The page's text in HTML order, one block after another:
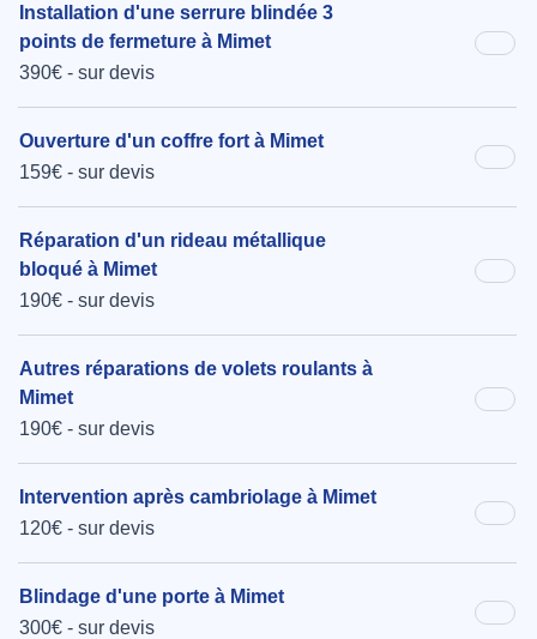
Installation d'une serrure blindée 3
points de fermeture à Mimet
390€ - sur devis
Ouverture d'un coffre fort à Mimet
159€ - sur devis
Réparation d'un rideau métallique
bloqué à Mimet
190€ - sur devis
Autres réparations de volets roulants à
Mimet
190€ - sur devis
Intervention après cambriolage à Mimet
120€ - sur devis
Blindage d'une porte à Mimet
300€ - sur devis